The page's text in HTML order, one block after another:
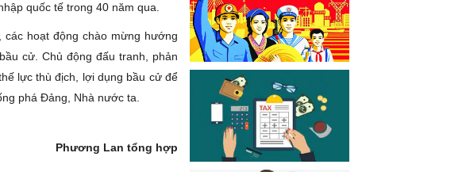
quốc tế trong 40 năm qua.
hoạt động chào mừng hướng
cử. Chủ động đấu tranh, phản
lực thù địch, lợi dụng bầu cử để
phá Đảng, Nhà nước ta.
Phương Lan tổng hợp